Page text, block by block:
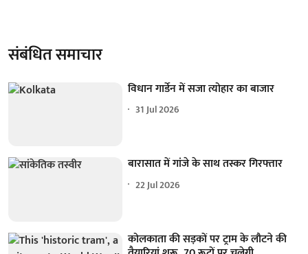
संबंधित समाचार
विधान गार्डेन में सजा त्योहार का बाजार
31 Jul 2026
बारासात में गांजे के साथ तस्कर गिरफ्तार
22 Jul 2026
कोलकाता की सड़कों पर ट्राम के लौटने की